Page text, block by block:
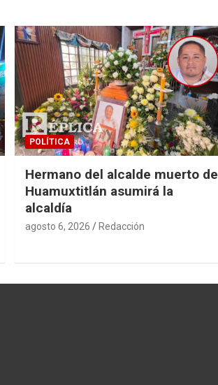
POLÍTICA
Hermano del alcalde muerto de
Huamuxtitlán asumirá la
alcaldía
agosto 6, 2026 Redacción